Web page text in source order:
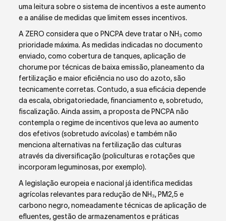
uma leitura sobre o sistema de incentivos a este aumento
e a análise de medidas que limitem esses incentivos.
A ZERO considera que o PNCPA deve tratar o NH₃ como
prioridade máxima. As medidas indicadas no documento
enviado, como cobertura de tanques, aplicação de
chorume por técnicas de baixa emissão, planeamento da
fertilização e maior eficiência no uso do azoto, são
tecnicamente corretas. Contudo, a sua eficácia depende
da escala, obrigatoriedade, financiamento e, sobretudo,
fiscalização. Ainda assim, a proposta de PNCPA não
contempla o regime de incentivos que leva ao aumento
dos efetivos (sobretudo avícolas) e também não
menciona alternativas na fertilização das culturas
através da diversificação (policulturas e rotações que
incorporam leguminosas, por exemplo).
A legislação europeia e nacional já identifica medidas
agrícolas relevantes para redução de NH₃, PM2,5 e
carbono negro, nomeadamente técnicas de aplicação de
efluentes, gestão de armazenamentos e práticas